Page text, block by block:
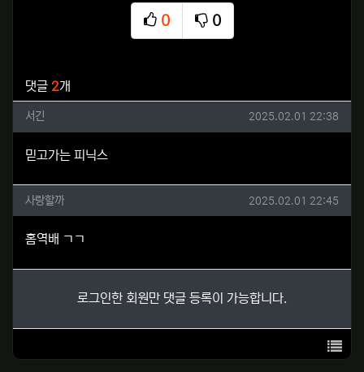
0
추천
0
비추천
댓글 2개
서긴님의 댓글
서긴 작성일
2025.02.01 22:38
믿고가는 피닉스
사랑할까님의 댓글
사랑할까 작성일
2025.02.01 22:45
홈역배 ㄱㄱ
로그인한 회원만 댓글 등록이 가능합니다.
목록